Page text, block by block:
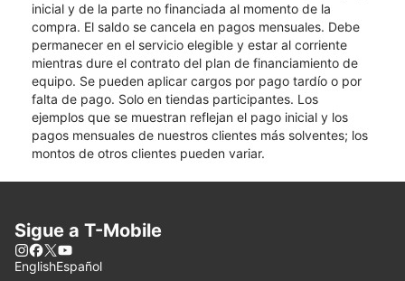
inicial y de la parte no financiada al momento de la
compra. El saldo se cancela en pagos mensuales. Debe
permanecer en el servicio elegible y estar al corriente
mientras dure el contrato del plan de financiamiento de
equipo. Se pueden aplicar cargos por pago tardío o por
falta de pago. Solo en tiendas participantes. Los
ejemplos que se muestran reflejan el pago inicial y los
pagos mensuales de nuestros clientes más solventes; los
montos de otros clientes pueden variar.